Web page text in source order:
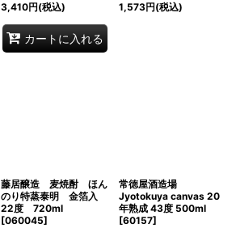
3,410円(税込)
カートに入れる
1,573円(税込)
藤居醸造 麦焼酎 ほん
のり特蒸泰明 金箔入
22度 720ml
[060045]
常徳屋酒造場
Jyotokuya canvas 20
年熟成 43度 500ml
[60157]